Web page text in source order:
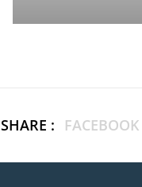
SHARE : FACEBOOK